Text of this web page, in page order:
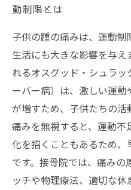
動制限とは
子供の踵の痛みは、運動
生活にも大きな影響を与
れるオスグッド・シュラ
ーバー病）は、激しい運
が増すため、子供たちの活
痛みを無視すると、運動
化を招くこともあるため
です。接骨院では、痛み
ッチや物理療法、適切な